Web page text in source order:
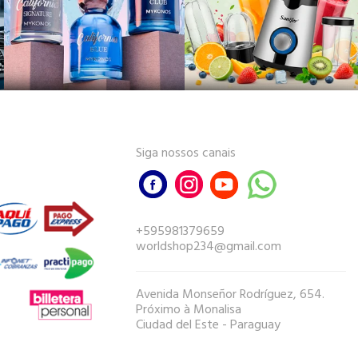
Siga nossos canais
+595981379659
worldshop234@gmail.com
Avenida Monseñor Rodríguez, 654.
Próximo à Monalisa
Ciudad del Este - Paraguay